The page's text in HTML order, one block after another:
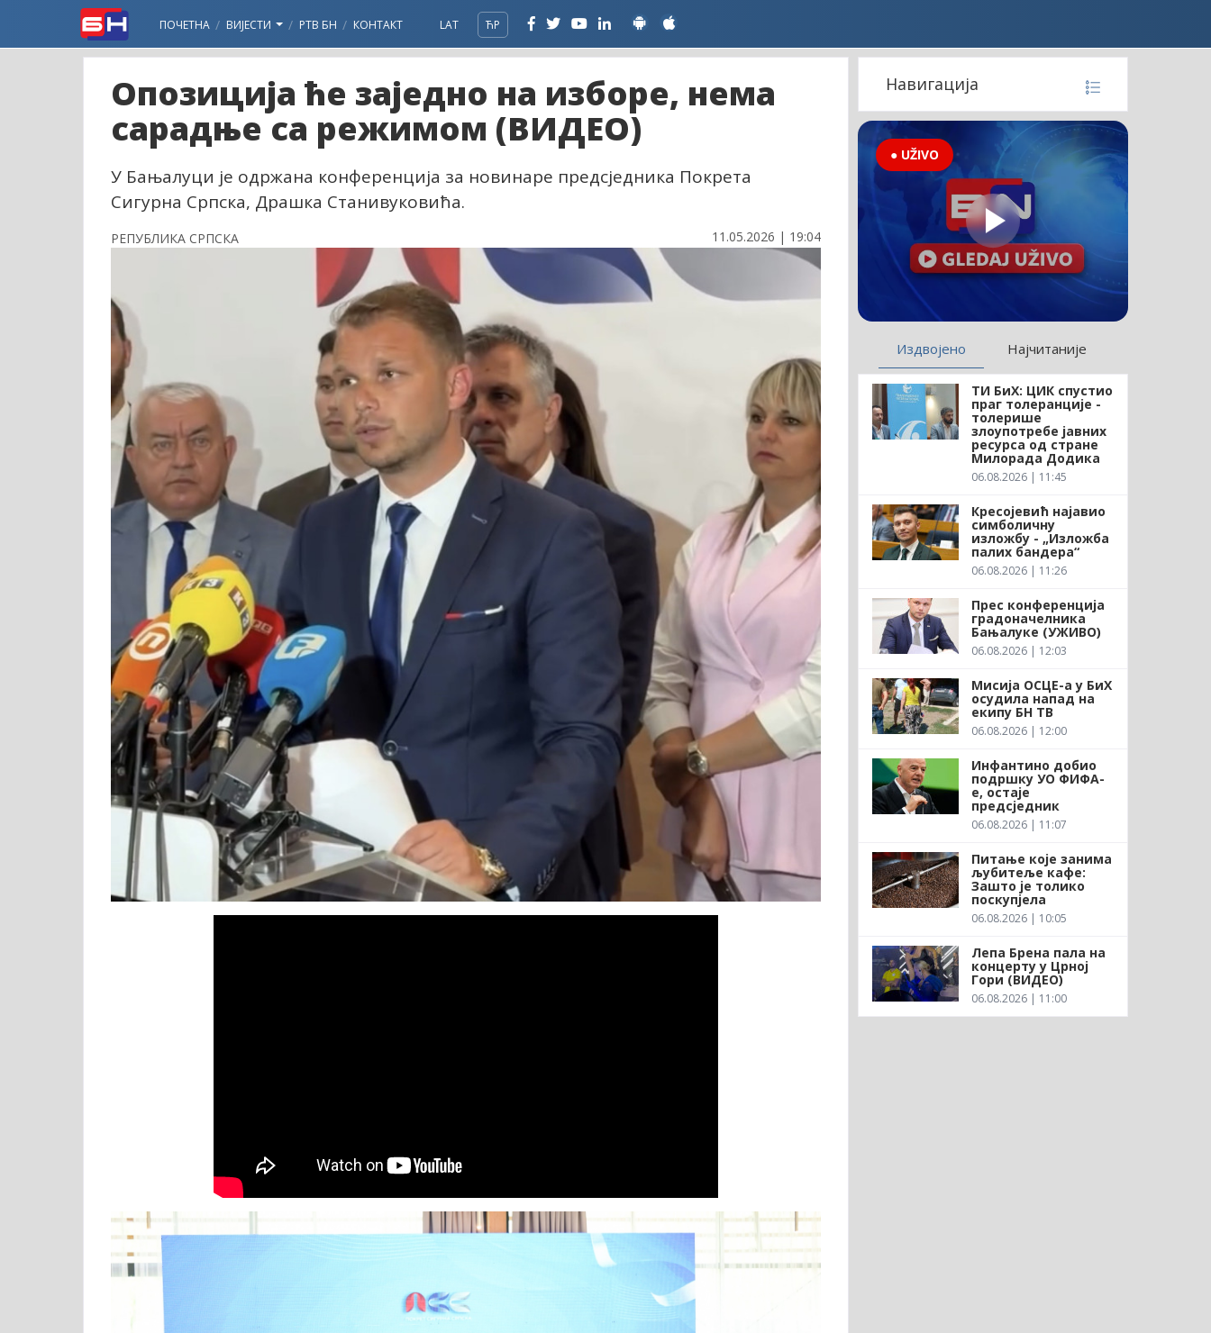
ПОЧЕТНА ВИЈЕСТИ РТВ БН КОНТАКТ LAT ЋР
Опозиција ће заједно на изборе, нема
сарадње са режимом (ВИДЕО)
У Бањалуци је одржана конференција за новинаре предсједника Покрета
Сигурна Српска, Драшка Станивуковића.
РЕПУБЛИКА СРПСКА 11.05.2026 | 19:04
Навигација
● UŽIVO
Издвојено Најчитаније
ТИ БиХ: ЦИК спустио
праг толеранције -
толерише
злоупотребе јавних
ресурса од стране
Милорада Додика
06.08.2026 | 11:45
Кресојевић најавио
симболичну
изложбу - „Изложба
палих бандера“
06.08.2026 | 11:26
Прес конференција
градоначелника
Бањалуке (УЖИВО)
06.08.2026 | 12:03
Мисија ОСЦЕ-а у БиХ
осудила напад на
екипу БН ТВ
06.08.2026 | 12:00
Инфантино добио
подршку УО ФИФА-
е, остаје
предсједник
06.08.2026 | 11:07
Питање које занима
љубитеље кафе:
Зашто је толико
поскупјела
06.08.2026 | 10:05
Лепа Брена пала на
концерту у Црној
Гори (ВИДЕО)
06.08.2026 | 11:00